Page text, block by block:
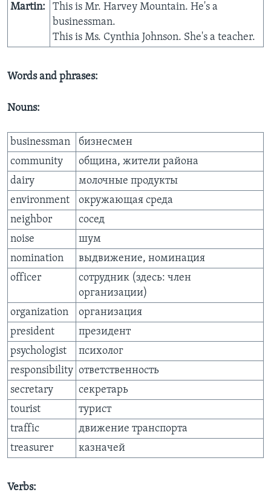
Martin:
This is Mr. Harvey Mountain. He's a
businessman.
This is Ms. Cynthia Johnson. She's a teacher.
Words and phrases:
Nouns:
businessman
бизнесмен
community
община, жители района
dairy
молочные продукты
environment
окружающая среда
neighbor
сосед
noise
шум
nomination
выдвижение, номинация
officer
сотрудник (здесь: член
организации)
organization
организация
president
президент
psychologist
психолог
responsibility ответственность
secretary
секретарь
tourist
турист
traffic
движение транспорта
treasurer
казначей
Verbs: